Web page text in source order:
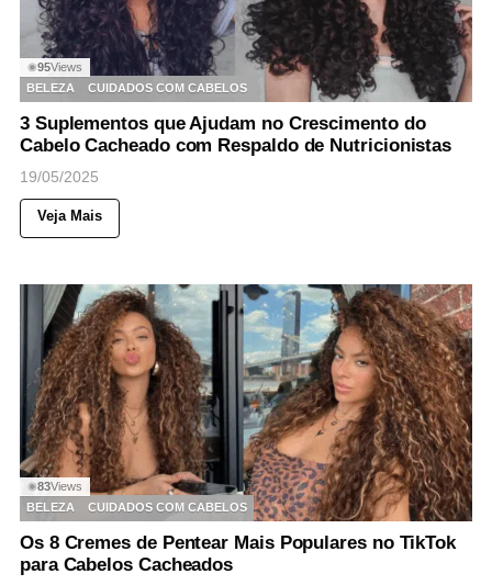
◉95Views
BELEZA
CUIDADOS COM CABELOS
3 Suplementos que Ajudam no Crescimento do
Cabelo Cacheado com Respaldo de Nutricionistas
19/05/2025
Veja Mais
◉83Views
BELEZA
CUIDADOS COM CABELOS
Os 8 Cremes de Pentear Mais Populares no TikTok
para Cabelos Cacheados